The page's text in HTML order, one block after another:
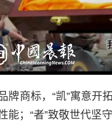
牌商标，“凯”寓意开
能；“者”致敬世代坚